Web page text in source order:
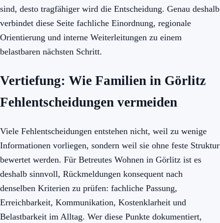
sind, desto tragfähiger wird die Entscheidung. Genau deshalb
verbindet diese Seite fachliche Einordnung, regionale
Orientierung und interne Weiterleitungen zu einem
belastbaren nächsten Schritt.
Vertiefung: Wie Familien in Görlitz
Fehlentscheidungen vermeiden
Viele Fehlentscheidungen entstehen nicht, weil zu wenige
Informationen vorliegen, sondern weil sie ohne feste Struktur
bewertet werden. Für Betreutes Wohnen in Görlitz ist es
deshalb sinnvoll, Rückmeldungen konsequent nach
denselben Kriterien zu prüfen: fachliche Passung,
Erreichbarkeit, Kommunikation, Kostenklarheit und
Belastbarkeit im Alltag. Wer diese Punkte dokumentiert,